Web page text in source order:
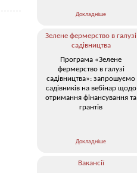
Докладніше
Зелене фермерство в галузі
садівництва
Програма «Зелене
фермерство в галузі
садівництва»: запрошуємо
садівників на вебінар щодо
отримання фінансування та
грантів
Докладніше
Вакансії